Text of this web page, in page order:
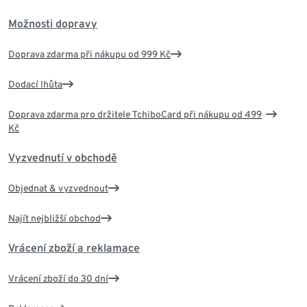
Možnosti dopravy
Doprava zdarma při nákupu od 999 Kč
Dodací lhůta
Doprava zdarma pro držitele TchiboCard při nákupu od 499
Kč
Vyzvednutí v obchodě
Objednat & vyzvednout
Najít nejbližší obchod
Vrácení zboží a reklamace
Vrácení zboží do 30 dní